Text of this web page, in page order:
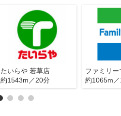
たいらや 若草店
約1543m／20分
約1065m